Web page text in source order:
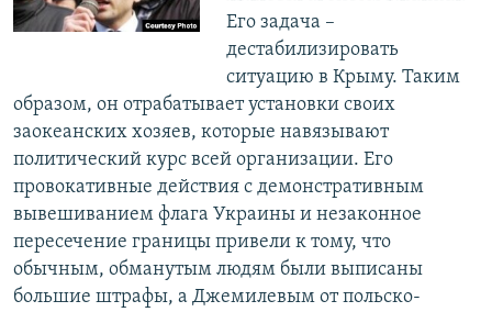
Его задача –
дестабилизировать
ситуацию в Крыму. Таким
образом, он отрабатывает установки своих
заокеанских хозяев, которые навязывают
политический курс всей организации. Его
провокативные действия с демонстративным
вывешиванием флага Украины и незаконное
пересечение границы привели к тому, что
обычным, обманутым людям были выписаны
большие штрафы, а Джемилевым от польско-